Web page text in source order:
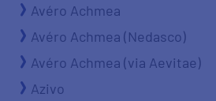
Avéro Achmea
Avéro Achmea (Nedasco)
Avéro Achmea (via Aevitae)
Azivo